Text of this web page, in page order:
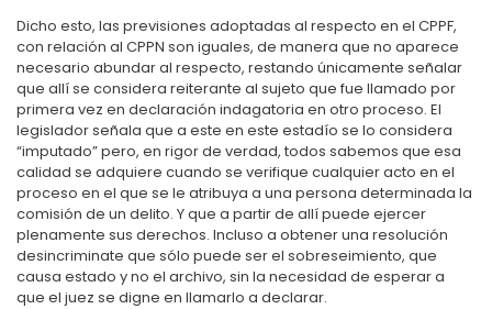
Dicho esto, las previsiones adoptadas al respecto en el CPPF,
con relación al CPPN son iguales, de manera que no aparece
necesario abundar al respecto, restando únicamente señalar
que allí se considera reiterante al sujeto que fue llamado por
primera vez en declaración indagatoria en otro proceso. El
legislador señala que a este en este estadío se lo considera
“imputado” pero, en rigor de verdad, todos sabemos que esa
calidad se adquiere cuando se verifique cualquier acto en el
proceso en el que se le atribuya a una persona determinada la
comisión de un delito. Y que a partir de allí puede ejercer
plenamente sus derechos. Incluso a obtener una resolución
desincriminate que sólo puede ser el sobreseimiento, que
causa estado y no el archivo, sin la necesidad de esperar a
que el juez se digne en llamarlo a declarar.